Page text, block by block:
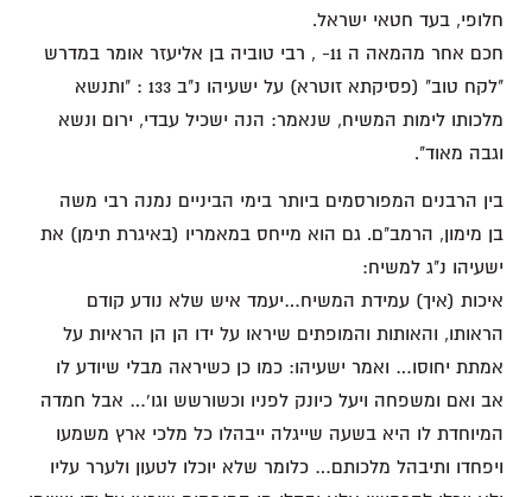
חלופי, בעד חטאי ישראל.
חכם אחר מהמאה ה 11- , רבי טוביה בן אליעזר אומר במדרש
"לקח טוב" (פסיקתא זוטרא) על ישעיהו נ"ב 133 : "ותנשא
מלכותו לימות המשיח, שנאמר: הנה ישכיל עבדי, ירום ונשא
וגבה מאוד".
בין הרבנים המפורסמים ביותר בימי הביניים נמנה רבי משה
בן מימון, הרמב"ם. גם הוא מייחס במאמריו (באיגרת תימן) את
ישעיהו נ"ג למשיח:
איכות (איך) עמידת המשיח…יעמד איש שלא נודע קודם
הראותו, והאותות והמופתים שיראו על ידו הן הן הראיות על
אמתת יחוסו… ואמר ישעיהו: כמו כן כשיראה מבלי שיודע לו
אב ואם ומשפחה ויעל כיונק לפניו וכשורשש וגו'… אבל חמדה
המיוחדת לו היא בשעה שייגלה ייבהלו כל מלכי ארץ משמעו
ויפחדו ותיבהל מלכותם… כלומר שלא יוכלו לטעון ולערר עליו